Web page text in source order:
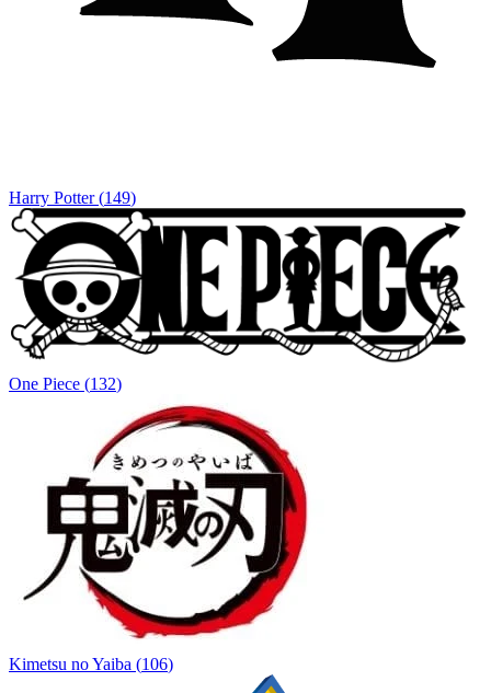
Harry Potter (149)
One Piece (132)
Kimetsu no Yaiba (106)